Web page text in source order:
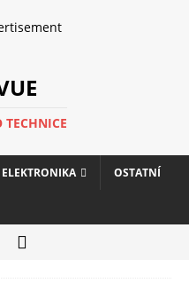
TECHNICE
ELEKTRONIKA OSTATNÍ